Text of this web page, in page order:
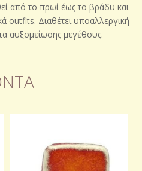
από το πρωί έως το βράδυ και
outfits. Διαθέτει υποαλλεργική
αυξομείωσης μεγέθους.